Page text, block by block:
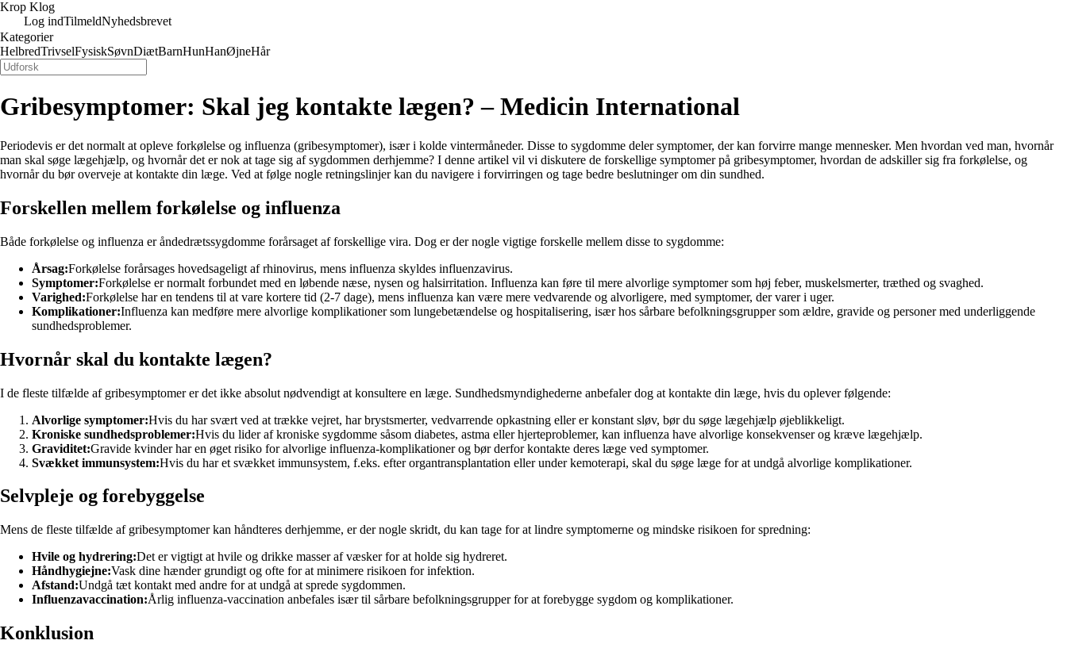
Krop Klog
Log indTilmeldNyhedsbrevet
Kategorier
HelbredTrivselFysiskSøvnDiætBarnHunHanØjneHår
Gribesymptomer: Skal jeg kontakte lægen? – Medicin International
Periodevis er det normalt at opleve forkølelse og influenza (gribesymptomer), især i kolde vintermåneder. Disse to sygdomme deler symptomer, der kan forvirre mange mennesker. Men hvordan ved man, hvornår
man skal søge lægehjælp, og hvornår det er nok at tage sig af sygdommen derhjemme? I denne artikel vil vi diskutere de forskellige symptomer på gribesymptomer, hvordan de adskiller sig fra forkølelse, og
hvornår du bør overveje at kontakte din læge. Ved at følge nogle retningslinjer kan du navigere i forvirringen og tage bedre beslutninger om din sundhed.
Forskellen mellem forkølelse og influenza
Både forkølelse og influenza er åndedrætssygdomme forårsaget af forskellige vira. Dog er der nogle vigtige forskelle mellem disse to sygdomme:
Årsag:Forkølelse forårsages hovedsageligt af rhinovirus, mens influenza skyldes influenzavirus.
Symptomer:Forkølelse er normalt forbundet med en løbende næse, nysen og halsirritation. Influenza kan føre til mere alvorlige symptomer som høj feber, muskelsmerter, træthed og svaghed.
Varighed:Forkølelse har en tendens til at vare kortere tid (2-7 dage), mens influenza kan være mere vedvarende og alvorligere, med symptomer, der varer i uger.
Komplikationer:Influenza kan medføre mere alvorlige komplikationer som lungebetændelse og hospitalisering, især hos sårbare befolkningsgrupper som ældre, gravide og personer med underliggende
sundhedsproblemer.
Hvornår skal du kontakte lægen?
I de fleste tilfælde af gribesymptomer er det ikke absolut nødvendigt at konsultere en læge. Sundhedsmyndighederne anbefaler dog at kontakte din læge, hvis du oplever følgende:
Alvorlige symptomer:Hvis du har svært ved at trække vejret, har brystsmerter, vedvarrende opkastning eller er konstant sløv, bør du søge lægehjælp øjeblikkeligt.
Kroniske sundhedsproblemer:Hvis du lider af kroniske sygdomme såsom diabetes, astma eller hjerteproblemer, kan influenza have alvorlige konsekvenser og kræve lægehjælp.
Graviditet:Gravide kvinder har en øget risiko for alvorlige influenza-komplikationer og bør derfor kontakte deres læge ved symptomer.
Svækket immunsystem:Hvis du har et svækket immunsystem, f.eks. efter organtransplantation eller under kemoterapi, skal du søge læge for at undgå alvorlige komplikationer.
Selvpleje og forebyggelse
Mens de fleste tilfælde af gribesymptomer kan håndteres derhjemme, er der nogle skridt, du kan tage for at lindre symptomerne og mindske risikoen for spredning:
Hvile og hydrering:Det er vigtigt at hvile og drikke masser af væsker for at holde sig hydreret.
Håndhygiejne:Vask dine hænder grundigt og ofte for at minimere risikoen for infektion.
Afstand:Undgå tæt kontakt med andre for at undgå at sprede sygdommen.
Influenzavaccination:Årlig influenza-vaccination anbefales især til sårbare befolkningsgrupper for at forebygge sygdom og komplikationer.
Konklusion